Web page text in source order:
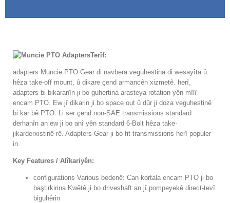
Terîf:
adapters Muncie PTO Gear di navbera veguhestina di wesayîta û
hêza take-off mount, û dikare çend armancên xizmetê. herî,
adapters bi bikaranîn ji bo guhertina arasteya rotation yên mîlî
encam PTO. Ew jî dikarin ji bo space out û dûr ji doza veguhestinê
bi kar bê PTO. Li ser çend non-SAE transmissions standard
derhanîn an ew ji bo anî yên standard 6-Bolt hêza take-
jikarderxistinê rê. Adapters Gear ji bo fit transmissions herî populer
in.
Key Features / Alîkariyên:
configurations Various bedenê: Can kortala encam PTO ji bo
baştirkirina Kwêtê ji bo driveshaft an jî pompeyekê direct-tevî
biguhêrin